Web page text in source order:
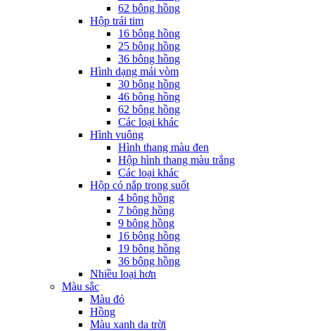
62 bông hồng
Hộp trái tim
16 bông hồng
25 bông hồng
36 bông hồng
Hình dạng mái vòm
30 bông hồng
46 bông hồng
62 bông hồng
Các loại khác
Hình vuông
Hình thang màu đen
Hộp hình thang màu trắng
Các loại khác
Hộp có nắp trong suốt
4 bông hồng
7 bông hồng
9 bông hồng
16 bông hồng
19 bông hồng
36 bông hồng
Nhiều loại hơn
Màu sắc
Màu đỏ
Hồng
Màu xanh da trời